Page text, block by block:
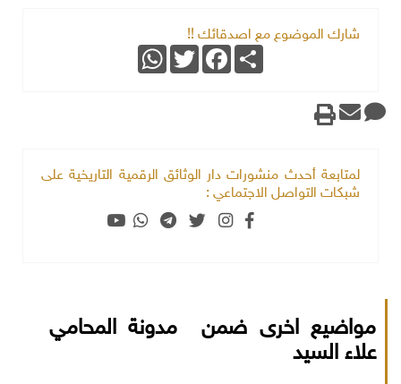
شارك الموضوع مع اصدقائك !!
Share
Facebook
Twitter
WhatsApp
لمتابعة أحدث منشورات دار الوثائق الرقمية التاريخية على
شبكات التواصل الاجتماعي :
مواضيع اخرى ضمن مدونة المحامي
علاء السيد